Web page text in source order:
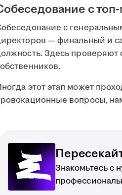
с
с
— финальный и
Здесь проверяют
этот этап может
вопросы,
Знакомьтесь с